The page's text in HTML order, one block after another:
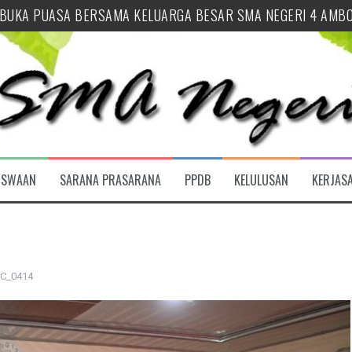
HUT SEKOLAH SEKALIGUS BUKA TAHUN AJARAN 2026/
MPLS RAMAH 2026 SMA NEGERI 4 AMBON
2026/2027 SMA NEGERI 4 AMBON RESMI DIBUKA
BARU (SPMB) SMA NEGERI 4 AMBON TAHUN AJARAN
PUASA BERSAMA KELUARGA BESAR SMA NEGERI 4
SARANA PRASARANA PPDB KELULUSAN